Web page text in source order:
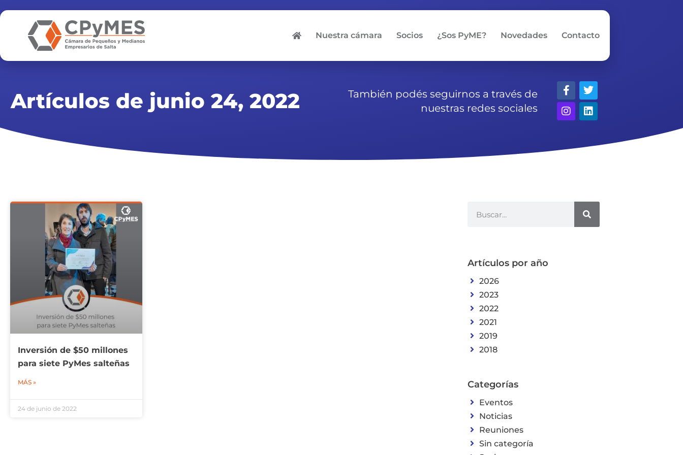
al
contenido
Nuestra cámara Socios ¿Sos PyME? Novedades Contacto
Artículos de junio 24, 2022
También podés seguirnos a través de
nuestras redes sociales
Facebook-
f
Twitter
Instagram
Linkedin
Inversión de $50 millones
para siete PyMes salteñas
MÁS »
24 de junio de 2022
Artículos por año
2026
2023
2022
2021
2019
2018
Categorías
Eventos
Noticias
Reuniones
Sin categoría